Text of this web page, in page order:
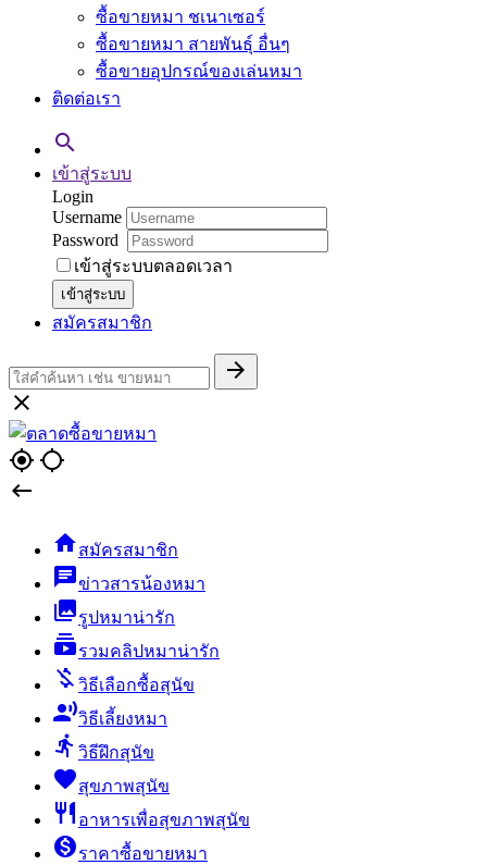
ซื้อขายหมา ชเนาเซอร์
ซื้อขายหมา สายพันธุ์ อื่นๆ
ซื้อขายอุปกรณ์ของเล่นหมา
ติดต่อเรา

เข้าสู่ระบบ
Login
Username
Password
เข้าสู่ระบบตลอดเวลา
เข้าสู่ระบบ
สมัครสมาชิก


gps_fixed gps_not_fixed

สมัครสมาชิก
chatข่าวสารน้องหมา
collectionsรูปหมาน่ารัก
subscriptionsรวมคลิปหมาน่ารัก
money_off วิธีเลือกซื้อสุนัข
record_voice_overวิธีเลี้ยงหมา
directions_run วิธีฝึกสุนัข
favoriteสุขภาพสุนัข
restaurant อาหารเพื่อสุขภาพสุนัข
monetization_onราคาซื้อขายหมา